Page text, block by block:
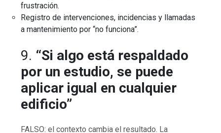
frustración.
Registro de intervenciones, incidencias y llamadas
a mantenimiento por “no funciona”.
9. “Si algo está respaldado
por un estudio, se puede
aplicar igual en cualquier
edificio”
FALSO: el contexto cambia el resultado. La